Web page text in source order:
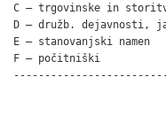
C – trgovinske in
D – družb.
E – stanovanjski
F – počitniški